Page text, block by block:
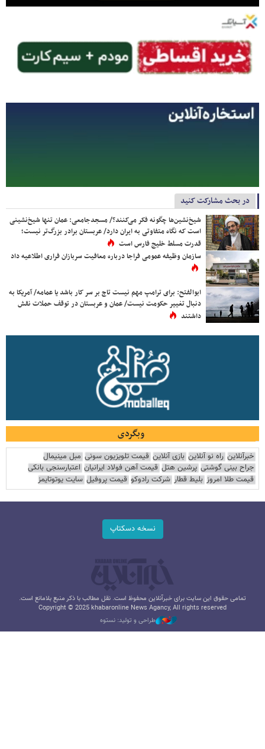
در بحث مشارکت کنید
شیخ‌نشین‌ها چگونه فکر می‌کنند؟/ مسجدجامعی: عمان تنها شیخ‌نشینی
است که نگاه متفاوتی به ایران دارد/ عربستان برادر بزرگ‌تر نیست؛
قدرت مسلط خلیج فارس است
سازمان وظیفه عمومی فراجا درباره معافیت سربازان فراری اطلاعیه داد
ابوالفتح: برای ترامپ مهم نیست تاج بر سر کار باشد یا عمامه/ آمریکا به
دنبال تغییر حکومت نیست/ عمان و عربستان در توقف حملات نقش
داشتند
وبگردی
خبرآنلاین راه نو آنلاین بازی آنلاین قیمت تلویزیون سونی مبل مینیمال
جراح بینی گوشتی پرشین هتل قیمت آهن فولاد ایرانیان اعتبارسنجی بانکی
قیمت طلا امروز بلیط قطار شرکت رادوکو قیمت پروفیل سایت یوتوتایمز
نسخه دسکتاپ
تمامی حقوق این سایت برای خبرآنلاین محفوظ است. نقل مطالب با ذکر منبع بلامانع است.
Copyright © 2025 khabaronline News Agancy, All rights reserved
طراحی و تولید: نستوه